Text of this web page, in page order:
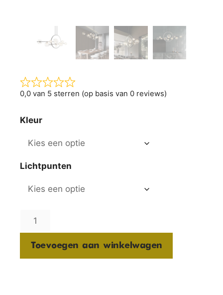
0,0 van 5 sterren (op basis van 0 reviews)
Kleur
Lichtpunten
Toevoegen aan winkelwagen